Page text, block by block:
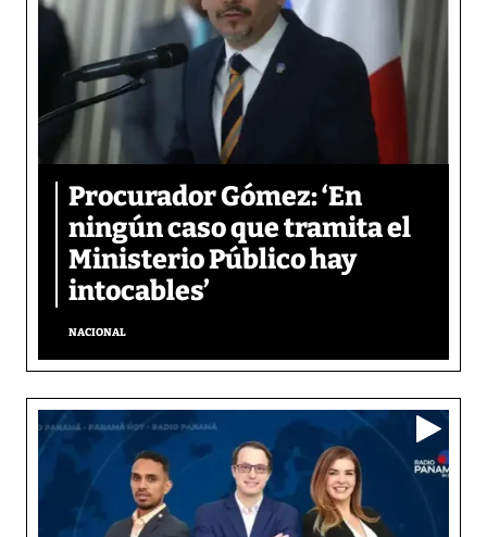
Procurador Gómez: ‘En
ningún caso que tramita el
Ministerio Público hay
intocables’
NACIONAL